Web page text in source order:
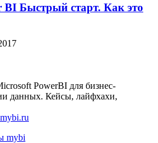
BI Быстрый старт. Как это
PowerBI для бизнес-
данных. Кейсы, лайфхахи,
mybi